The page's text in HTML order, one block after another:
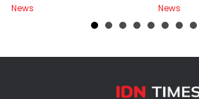
News
News